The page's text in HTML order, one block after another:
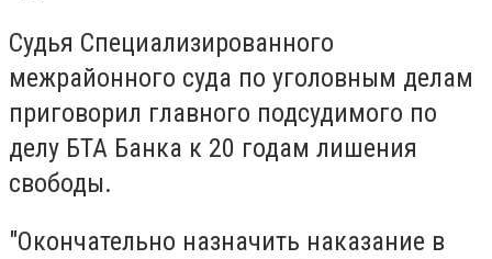
Судья Специализированного
межрайонного суда по уголовным делам
приговорил главного подсудимого по
делу БТА Банка к 20 годам лишения
свободы.
"Окончательно назначить наказание в